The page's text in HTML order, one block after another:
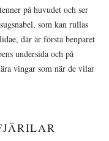
på huvudet och ser
som kan rullas
där är första benparet
undersida och på
vingar som när de vilar